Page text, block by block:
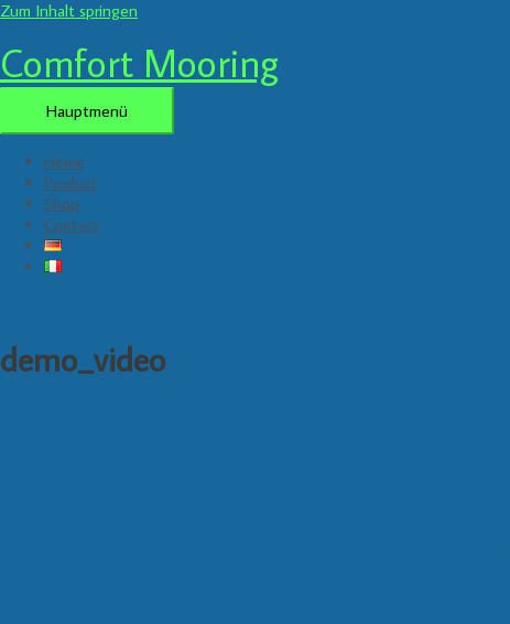
Zum Inhalt springen
Comfort Mooring
Hauptmenü
Home
Product
Shop
Contact
demo_video